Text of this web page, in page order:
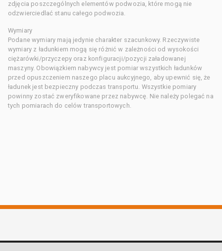
zdjęcia poszczególnych elementów podwozia, które mogą nie
odzwierciedlać stanu całego podwozia.
Wymiary
Podane wymiary mają jedynie charakter szacunkowy. Rzeczywiste
wymiary z ładunkiem mogą się różnić w zależności od wysokości
ciężarówki/przyczepy oraz konfiguracji/pozycji załadowanej
maszyny. Obowiązkiem nabywcy jest pomiar wszystkich ładunków
przed opuszczeniem naszego placu aukcyjnego, aby upewnić się, że
ładunek jest bezpieczny podczas transportu. Wszystkie pomiary
powinny zostać zweryfikowane przez nabywcę. Nie należy polegać na
tych pomiarach do celów transportowych.